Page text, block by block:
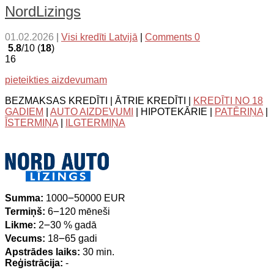
NordLizings
01.02.2026 Visi kredīti Latvijā
Comments 0
5.8/10 (18)
16
pieteikties aizdevumam
BEZMAKSAS KREDĪTI | ĀTRIE KREDĪTI |
KREDĪTI NO 18
GADIEM
AUTO AIZDEVUMI | HIPOTEKĀRIE | PATĒRIŅA|
ĪSTERMIŅA| ILGTERMIŅA
Summa: 1000౼50000 EUR
Termiņš: 6౼120 mēneši
Likme: 2౼30 % gadā
Vecums: 18౼65 gadi
Apstrādes laiks: 30 min.
Reģistrācija: -